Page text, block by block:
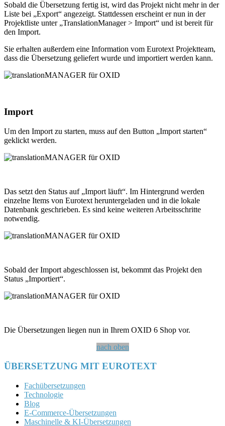
Sobald die Übersetzung fertig ist, wird das Projekt nicht mehr in der
Liste bei „Export“ angezeigt. Stattdessen erscheint er nun in der
Projektliste unter „TranslationManager > Import“ und ist bereit für
den Import.
Sie erhalten außerdem eine Information vom Eurotext Projektteam,
dass die Übersetzung geliefert wurde und importiert werden kann.
Import
Um den Import zu starten, muss auf den Button „Import starten“
geklickt werden.
Das setzt den Status auf „Import läuft“. Im Hintergrund werden
einzelne Items von Eurotext heruntergeladen und in die lokale
Datenbank geschrieben. Es sind keine weiteren Arbeitsschritte
notwendig.
Sobald der Import abgeschlossen ist, bekommt das Projekt den
Status „Importiert“.
Die Übersetzungen liegen nun in Ihrem OXID 6 Shop vor.
nach oben
ÜBERSETZUNG MIT EUROTEXT
Fachübersetzungen
Technologie
Blog
E-Commerce-Übersetzungen
Maschinelle & KI-Übersetzungen